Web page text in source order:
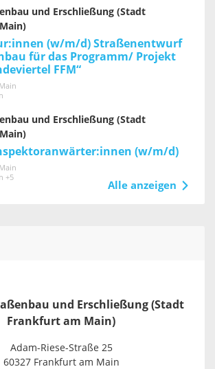
und Erschließung (Stadt
(w/m/d) Straßenentwurf
für das Programm/ Projekt
FFM“
und Erschließung (Stadt
(w/m/d)
+5
Alle anzeigen
und Erschließung (Stadt
Frankfurt am Main)
Adam-Riese-Straße 25
60327 Frankfurt am Main